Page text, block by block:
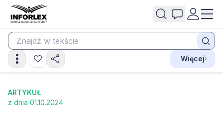
Więcej
ARTYKUŁ
z dnia 01.10.2024